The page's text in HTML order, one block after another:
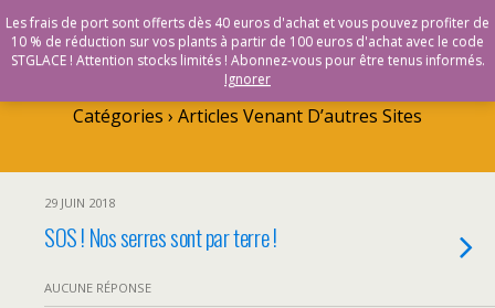
Vente en ligne de plants bio & Demeter - Bioling
Catégories › Articles Venant D’autres Sites
29 JUIN 2018
SOS ! Nos serres sont par terre !
AUCUNE RÉPONSE
Les frais de port sont offerts dès 40 euros d'achat et vous pouvez profiter de
10 % de réduction sur vos plants à partir de 100 euros d'achat avec le code
STGLACE ! Attention stocks limités ! Abonnez-vous pour être tenus informés.
Ignorer